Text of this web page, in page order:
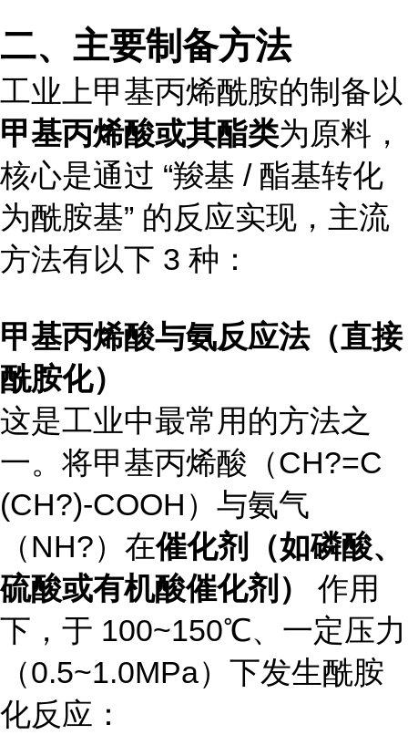
二、主要制备方法
工业上甲基丙烯酰胺的制备以
甲基丙烯酸或其酯类为原料，
核心是通过 “羧基 / 酯基转化
为酰胺基” 的反应实现，主流
方法有以下 3 种：
甲基丙烯酸与氨反应法（直接
酰胺化）
这是工业中最常用的方法之
一。将甲基丙烯酸（CH?=C
(CH?)-COOH）与氨气
（NH?）在催化剂（如磷酸、
硫酸或有机酸催化剂）
作用
下，于 100~150℃、一定压力
（0.5~1.0MPa）下发生酰胺
化反应：